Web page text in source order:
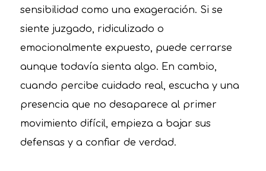
sensibilidad como una exageración. Si se
siente juzgado, ridiculizado o
emocionalmente expuesto, puede cerrarse
aunque todavía sienta algo. En cambio,
cuando percibe cuidado real, escucha y una
presencia que no desaparece al primer
movimiento difícil, empieza a bajar sus
defensas y a confiar de verdad.